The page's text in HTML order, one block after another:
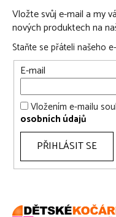
Vložte svůj e-mail a my
nových produktech na
Staňte se přáteli našeho
E-mail
Vložením e-mailu
osobních údajů
PŘIHLÁSIT SE